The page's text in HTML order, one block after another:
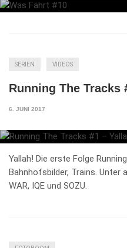
SERIEN VIDEOS
Running The Tracks
6. JUNI 2017
Yallah! Die erste Folge
Bahnhofsbilder, Trains. Unter
WAR, IQE und SOZU.